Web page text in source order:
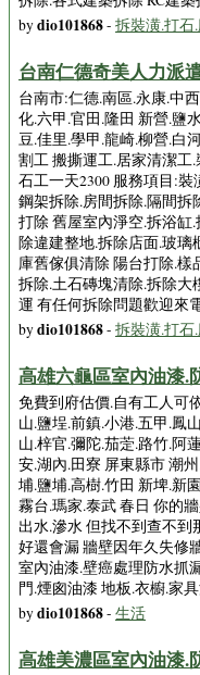
bydio101868- 拆裝潢.打石
台南仁德奇美人力派
台南市:仁德.南區.永康.中
化.六甲.官田.隆田 新營.鹽
豆.佳里.學甲.龍崎.柳營.白
割工 搬撕運工.居家清潔工
石工一天2300 服務項目:
鋼架拆除.房間拆除.隔間拆
打除 舊屋室內淨空.拆浴缸
除違建整地.拆除店面.玻璃
庫舊傢俱清除 陽台打除.樣
拆除.土石磚塊清除.拆除大
運 有任何拆除問題歡迎來
bydio101868- 拆裝潢.打石
高雄六龜區室內油漆.
免費到府估價.自有工人可
山.鹽埕.前鎮.小港.五甲.鳳
山.梓官.彌陀.茄萣.路竹.阿
安.湖內.田寮 屏東縣市 潮
埔.鹽埔.高樹.竹田 新埤.新
霧台.瑪家.泰武 春日 你的
出水.滲水 但找不到查不
好還會漏 牆壁因年久失修
室內油漆.壁癌處理防水抓
門.煙囪油漆 地板.衣櫥.家
bydio101868- 生活
高雄美濃區室內油漆.